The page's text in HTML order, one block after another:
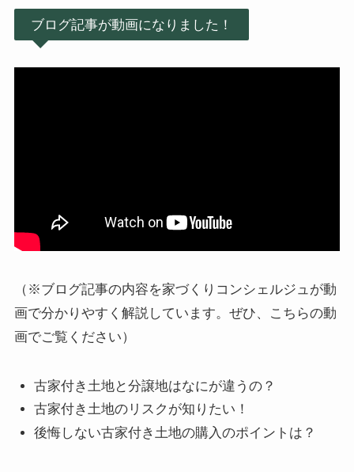
ブログ記事が動画になりました！
（※ブログ記事の内容を家づくりコンシェルジュが動
画で分かりやすく解説しています。ぜひ、こちらの動
画でご覧ください）
古家付き土地と分譲地はなにが違うの？
古家付き土地のリスクが知りたい！
後悔しない古家付き土地の購入のポイントは？